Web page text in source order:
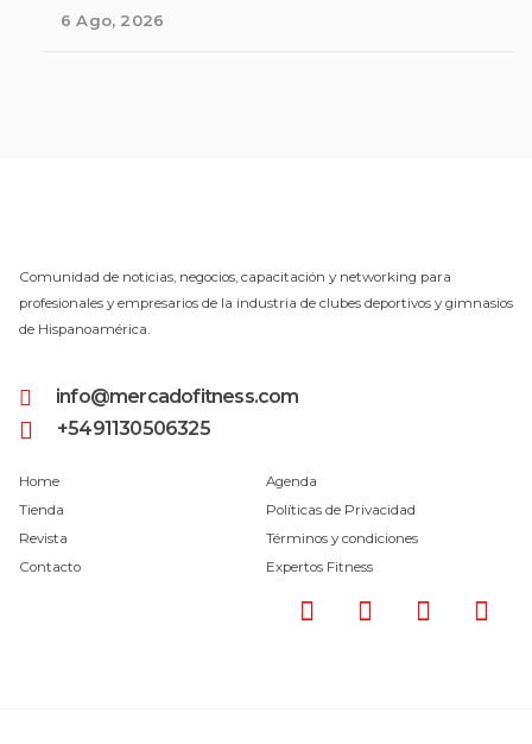
6 Ago, 2026
Comunidad de noticias, negocios, capacitación y networking para
profesionales y empresarios de la industria de clubes deportivos y gimnasios
de Hispanoamérica.
info@mercadofitness.com
+5491130506325
Home
Tienda
Revista
Contacto
Agenda
Políticas de Privacidad
Términos y condiciones
Expertos Fitness